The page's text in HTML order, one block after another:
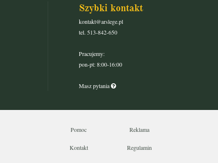
Szybki kontakt
kontakt@arslege.pl
tel. 513-842-650
Pracujemy:
pon-pt: 8:00-16:00
Masz pytania
Pomoc Reklama
Kontakt Regulamin